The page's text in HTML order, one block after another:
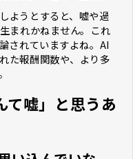
ようとすると、嘘や過
まれかねません。これ
されていますよね。AI
た報酬関数や、より多
て嘘」と思うあ